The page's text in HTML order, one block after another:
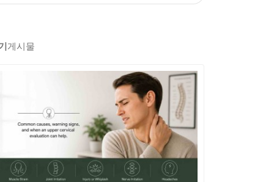
게시물